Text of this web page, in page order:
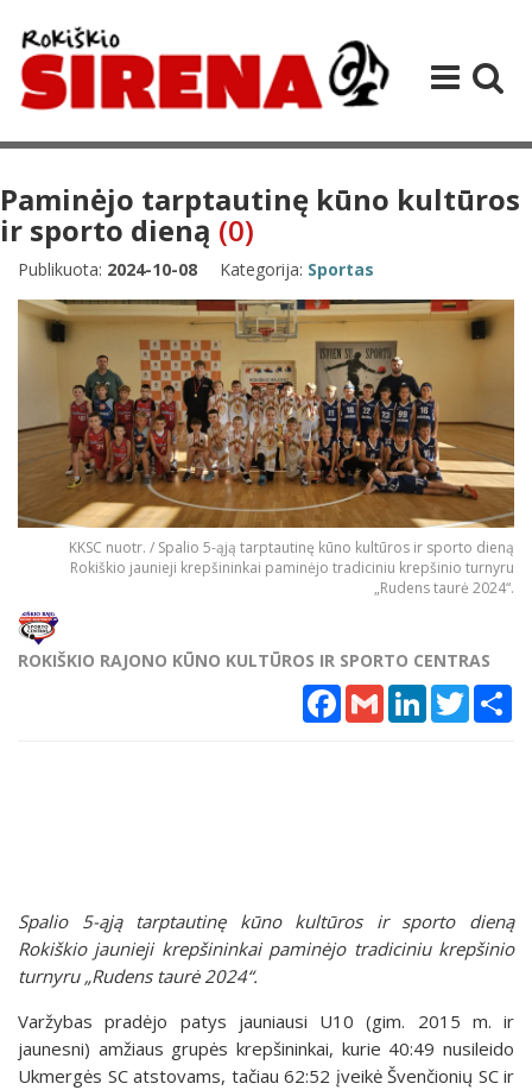
Paminėjo tarptautinę kūno kultūros
ir sporto dieną (0)
Publikuota: 2024-10-08 Kategorija: Sportas
KKSC nuotr. / Spalio 5-ąją tarptautinę kūno kultūros ir sporto dieną
Rokiškio jaunieji krepšininkai paminėjo tradiciniu krepšinio turnyru
„Rudens taurė 2024“.
ROKIŠKIO RAJONO KŪNO KULTŪROS IR SPORTO CENTRAS
Facebook
Gmail LinkedInTwitter
Spalio 5-ąją tarptautinę kūno kultūros ir sporto dieną
Rokiškio jaunieji krepšininkai paminėjo tradiciniu krepšinio
turnyru „Rudens taurė 2024“.
Varžybas pradėjo patys jauniausi U10 (gim. 2015 m. ir
jaunesni) amžiaus grupės krepšininkai, kurie 40:49 nusileido
Ukmergės SC atstovams, tačiau 62:52 įveikė Švenčionių SC ir